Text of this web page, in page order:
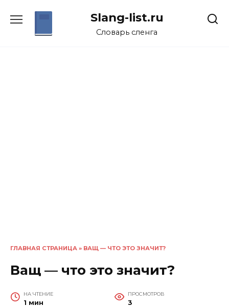
Slang-list.ru
Словарь сленга
ГЛАВНАЯ СТРАНИЦА » ВАЩ — ЧТО ЭТО ЗНАЧИТ?
Ващ — что это значит?
НА ЧТЕНИЕ
1 мин
ПРОСМОТРОВ
3